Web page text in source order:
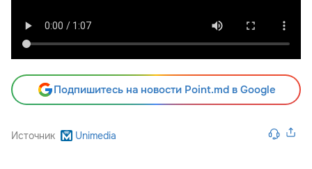
Подпишитесь на новости Point.md в Google
Источник Unimedia